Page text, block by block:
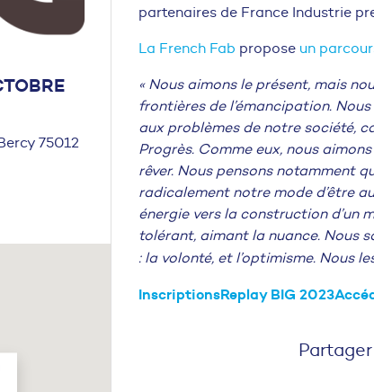
partenaires de France Industrie
La French Fab propose un
« Nous aimons le présent, mais
frontières de l’émancipation.
aux problèmes de notre société,
Progrès. Comme eux, nous
rêver. Nous pensons notamment
radicalement notre mode d’être
énergie vers la construction d’un
tolérant, aimant la nuance. Nous
: la volonté, et l’optimisme. Nous
InscriptionsReplay BIG 2023
75012